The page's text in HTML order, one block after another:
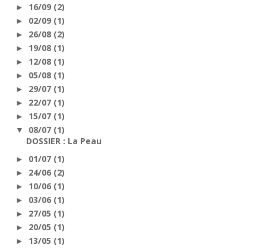
► 16/09 (2)
► 02/09 (1)
► 26/08 (2)
► 19/08 (1)
► 12/08 (1)
► 05/08 (1)
► 29/07 (1)
► 22/07 (1)
► 15/07 (1)
▼ 08/07 (1)
DOSSIER : La Peau
► 01/07 (1)
► 24/06 (2)
► 10/06 (1)
► 03/06 (1)
► 27/05 (1)
► 20/05 (1)
► 13/05 (1)